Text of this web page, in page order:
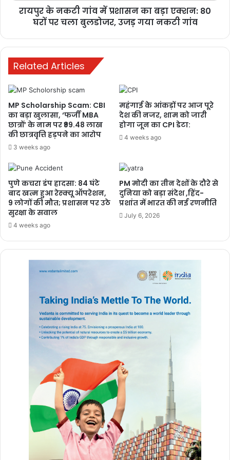
3 weeks ago
दरभंगा AIIMS का ‘गेट’ क्यों बना देशभर में चर्चा
का विषय? जानिए पूरा मामला, क्या सचमुच
3 weeks ago
नौकरी छोड़ संघ से जुड़े
1980-81में प्रवक्ता पद से इस्तीफा देकरराष्ट्रीय स्वयंसेवक संघ (RSS)
का पूर्णकालिक कार्यकर्ता बनने का फैसला किया। इसके बाद वे श्रीराम जन्मभूमि
आंदोलन से सक्रिय रूप से जुड़े रहे।
आपातकाल में 18 महीनेतक जेल
रायपुर के नकटी गांव में प्रशासन का बड़ा एक्शन: 80
घरों पर चला बुलडोजर, उजड़ गया नकटी गांव
Related Articles
MP Scholarship Scam: CBI
का बड़ा खुलासा, ‘फर्जी MBA
छात्रों’ के नाम पर ₹99.48 लाख
की छात्रवृत्ति हड़पने का आरोप
3 weeks ago
महंगाई के आंकड़ों पर आज पूरे
देश की नजर, शाम को जारी
होगा जून का CPI डेटा:
4 weeks ago
पुणे कचरा डंप हादसा: 84 घंटे
बाद खत्म हुआ रेस्क्यू ऑपरेशन,
9 लोगों की मौत; प्रशासन पर उठे
सुरक्षा के सवाल
4 weeks ago
PM मोदी का तीन देशों के दौरे से
दुनिया को बड़ा संदेश ,हिंद-
प्रशांत में भारत की नई रणनीति
July 6, 2026